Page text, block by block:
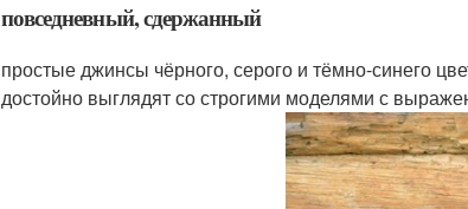
повседневный, сдержанный
простые джинсы чёрного, серого и тёмно-синего
достойно выглядят со строгими моделями с